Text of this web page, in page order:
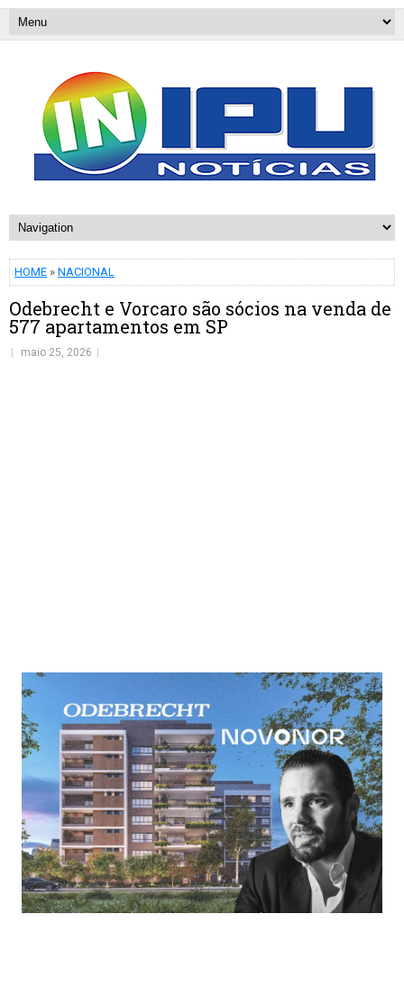
HOME » NACIONAL
Odebrecht e Vorcaro são sócios na venda de
577 apartamentos em SP
maio 25, 2026